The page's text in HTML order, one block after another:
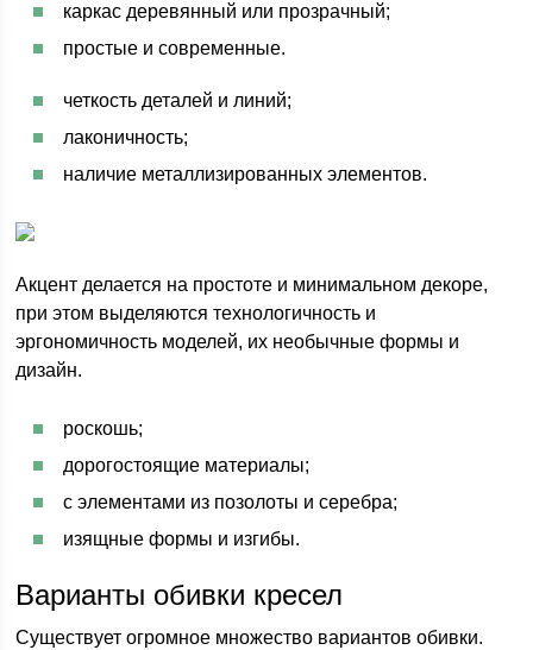
каркас деревянный или прозрачный;
простые и современные.
четкость деталей и линий;
лаконичность;
наличие металлизированных элементов.
Акцент делается на простоте и минимальном декоре,
при этом выделяются технологичность и
эргономичность моделей, их необычные формы и
дизайн.
роскошь;
дорогостоящие материалы;
с элементами из позолоты и серебра;
изящные формы и изгибы.
Варианты обивки кресел
Существует огромное множество вариантов обивки.